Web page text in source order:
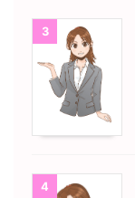
3
4